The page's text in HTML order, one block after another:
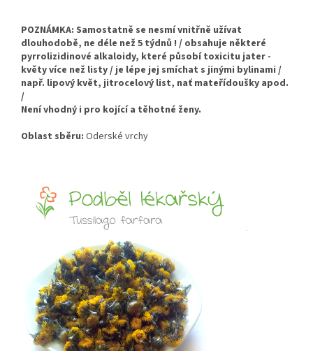
POZNÁMKA: Samostatně se nesmí vnitřně užívat
dlouhodobě, ne déle než 5 týdnů ! / obsahuje některé
pyrrolizidinové alkaloidy, které působí toxicitu jater -
květy více než listy / je lépe jej smíchat s jinými bylinami /
např. lipový květ, jitrocelový list, nať mateřídoušky apod.
/
Není vhodný i pro kojící a těhotné ženy.
Oblast sběru: Oderské vrchy